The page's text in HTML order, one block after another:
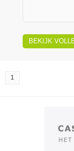
BEKIJK
1